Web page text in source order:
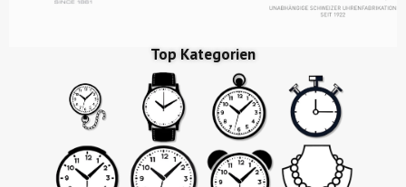
Top Kategorien